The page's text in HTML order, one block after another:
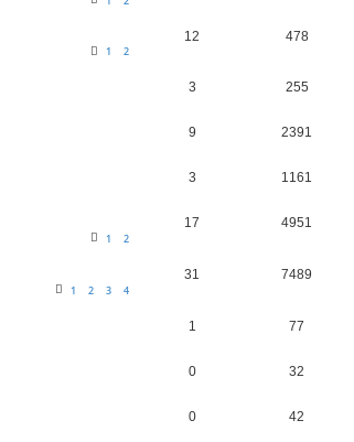
1 2
12 478
3 255
9 2391
3 1161
1 2
17 4951
1 2 3 4
31 7489
1 77
0 32
0 42